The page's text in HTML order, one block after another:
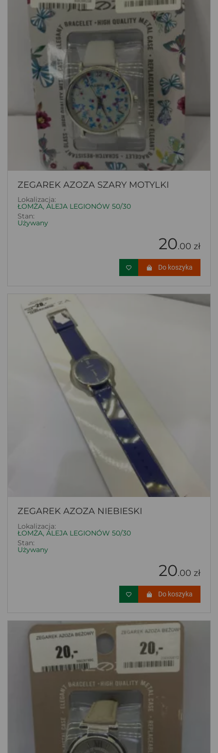
ZEGAREK AZOZA SZARY MOTYLKI
Lokalizacja:
ŁOMŻA, ALEJA LEGIONÓW 50/30
Stan:
Używany
20.00 zł
Do koszyka
ZEGAREK AZOZA NIEBIESKI
Lokalizacja:
ŁOMŻA, ALEJA LEGIONÓW 50/30
Stan:
Używany
20.00 zł
Do koszyka